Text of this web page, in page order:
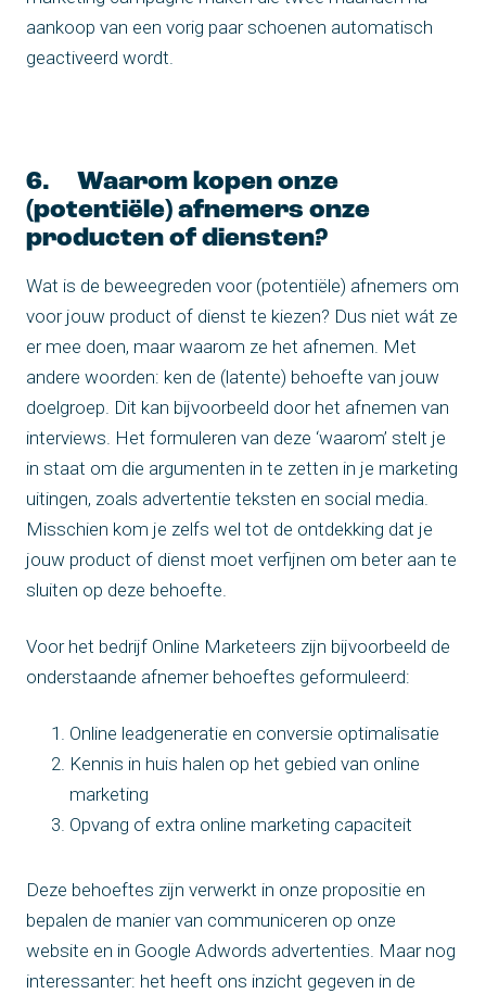
aankoop van een vorig paar schoenen automatisch
geactiveerd wordt.
6. Waarom kopen onze
(potentiële) afnemers onze
producten of diensten?
Wat is de beweegreden voor (potentiële) afnemers om
voor jouw product of dienst te kiezen? Dus niet wát ze
er mee doen, maar waarom ze het afnemen. Met
andere woorden: ken de (latente) behoefte van jouw
doelgroep. Dit kan bijvoorbeeld door het afnemen van
interviews. Het formuleren van deze ‘waarom’ stelt je
in staat om die argumenten in te zetten in je marketing
uitingen, zoals advertentie teksten en social media.
Misschien kom je zelfs wel tot de ontdekking dat je
jouw product of dienst moet verfijnen om beter aan te
sluiten op deze behoefte.
Voor het bedrijf Online Marketeers zijn bijvoorbeeld de
onderstaande afnemer behoeftes geformuleerd:
Online leadgeneratie en conversie optimalisatie
Kennis in huis halen op het gebied van online
marketing
Opvang of extra online marketing capaciteit
Deze behoeftes zijn verwerkt in onze propositie en
bepalen de manier van communiceren op onze
website en in Google Adwords advertenties. Maar nog
interessanter: het heeft ons inzicht gegeven in de